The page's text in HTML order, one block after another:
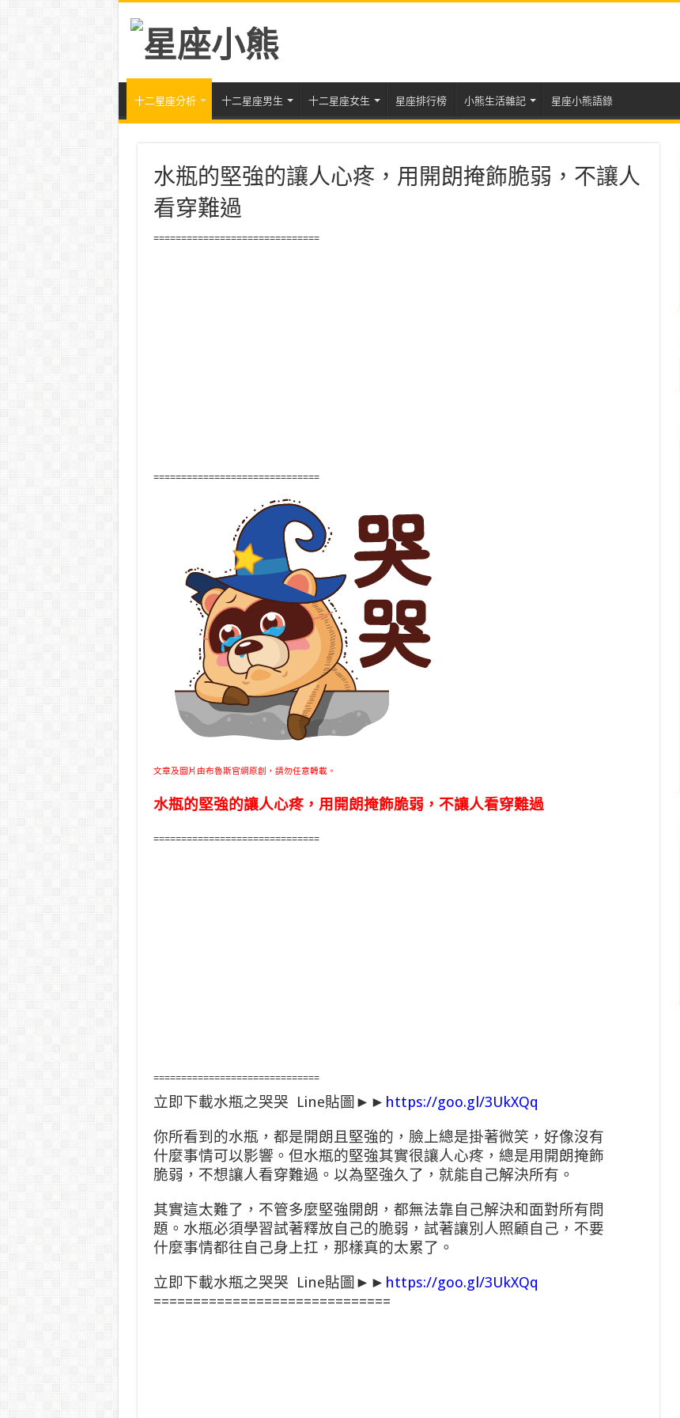
十二星座分析 十二星座男生 十二星座女生 星座排行榜 小熊生活雜記 星座小熊語錄
水瓶的堅強的讓人心疼，用開朗掩飾脆弱，不讓人
看穿難過
==============================
==============================
文章及圖片由布魯斯官網原創，請勿任意轉載。
水瓶的堅強的讓人心疼，用開朗掩飾脆弱，不讓人看穿難過
==============================
==============================
立即下載水瓶之哭哭 Line貼圖►► https://goo.gl/3UkXQq
你所看到的水瓶，都是開朗且堅強的，臉上總是掛著微笑，好像沒有
什麼事情可以影響。但水瓶的堅強其實很讓人心疼，總是用開朗掩飾
脆弱，不想讓人看穿難過。以為堅強久了，就能自己解決所有。
其實這太難了，不管多麼堅強開朗，都無法靠自己解決和面對所有問
題。水瓶必須學習試著釋放自己的脆弱，試著讓別人照顧自己，不要
什麼事情都往自己身上扛，那樣真的太累了。
立即下載水瓶之哭哭 Line貼圖►► https://goo.gl/3UkXQq
==============================